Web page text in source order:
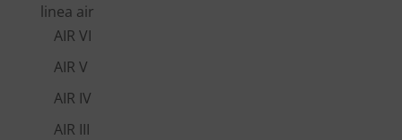
linea air
AIR VI
AIR V
AIR IV
AIR III